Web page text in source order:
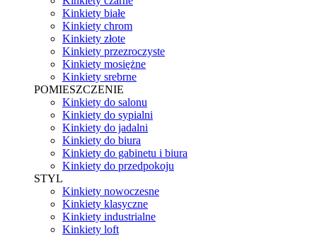
Kinkiety białe
Kinkiety chrom
Kinkiety złote
Kinkiety przezroczyste
Kinkiety mosiężne
Kinkiety srebrne
POMIESZCZENIE
Kinkiety do salonu
Kinkiety do sypialni
Kinkiety do jadalni
Kinkiety do biura
Kinkiety do gabinetu i biura
Kinkiety do przedpokoju
STYL
Kinkiety nowoczesne
Kinkiety klasyczne
Kinkiety industrialne
Kinkiety loft